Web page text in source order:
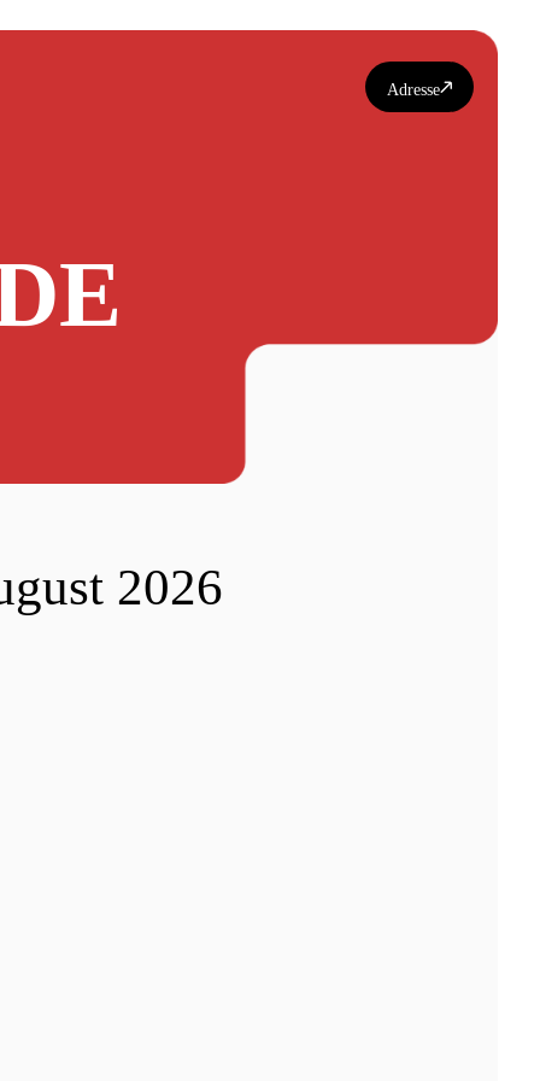
Adresse
2026